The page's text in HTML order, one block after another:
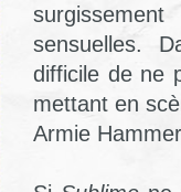
sensuelles.
difficile de ne
mettant en
Armie